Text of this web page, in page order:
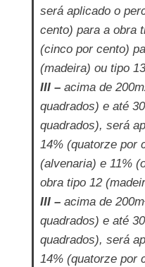
será aplicado o
cento) para a obra
(cinco por cento)
(madeira) ou tipo
III – acima de
quadrados) e até
quadrados), será
14% (quatorze por
(alvenaria) e 11%
obra tipo 12
III – acima de
quadrados) e até
quadrados), será
14% (quatorze por